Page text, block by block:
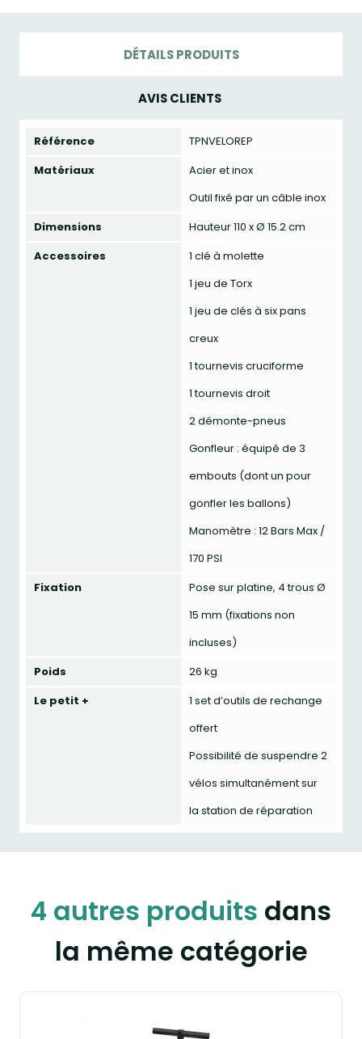
DÉTAILS PRODUITS
AVIS CLIENTS
Référence
TPNVELOREP
Matériaux
Acier et inox
Outil fixé par un câble inox
Dimensions
Hauteur 110 x Ø 15.2 cm
Accessoires
1 clé à molette
1 jeu de Torx
1 jeu de clés à six pans
creux
1 tournevis cruciforme
1 tournevis droit
2 démonte-pneus
Gonfleur : équipé de 3
embouts (dont un pour
gonfler les ballons)
Manomètre : 12 Bars Max /
170 PSI
Fixation
Pose sur platine, 4 trous Ø
15 mm (fixations non
incluses)
Poids
26 kg
Le petit +
1 set d’outils de rechange
offert
Possibilité de suspendre 2
vélos simultanément sur
la station de réparation
4 autres produits dans
la même catégorie